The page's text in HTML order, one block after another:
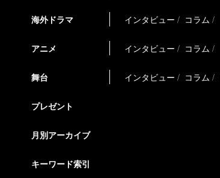
海外ドラマ インタビュー コラム
アニメ インタビュー コラム
舞台 インタビュー コラム
プレゼント
月別アーカイブ
キーワード索引